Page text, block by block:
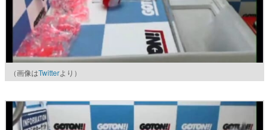
（画像はTwitterより）